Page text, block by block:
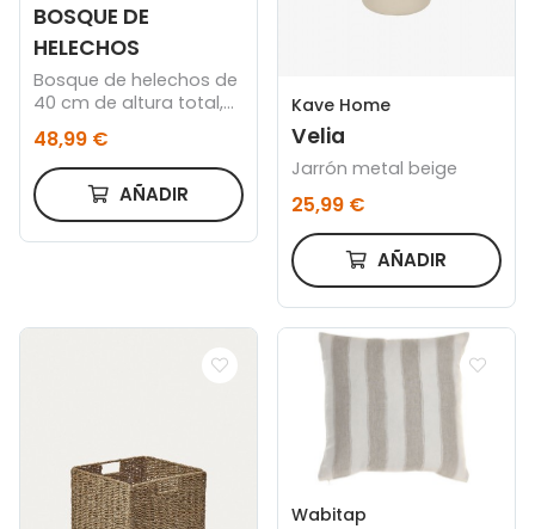
BOSQUE DE
HELECHOS
Bosque de helechos de
40 cm de altura total,
con cuenco acabado
oro de 18 cm.
48,99 €
AÑADIR
Kave Home
Velia
Jarrón metal beige
25,99 €
AÑADIR
Wabitap